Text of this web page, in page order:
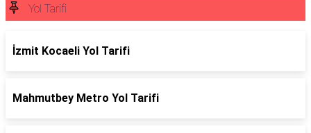
Yol Tarifi
İzmit Kocaeli Yol Tarifi
Mahmutbey Metro Yol Tarifi